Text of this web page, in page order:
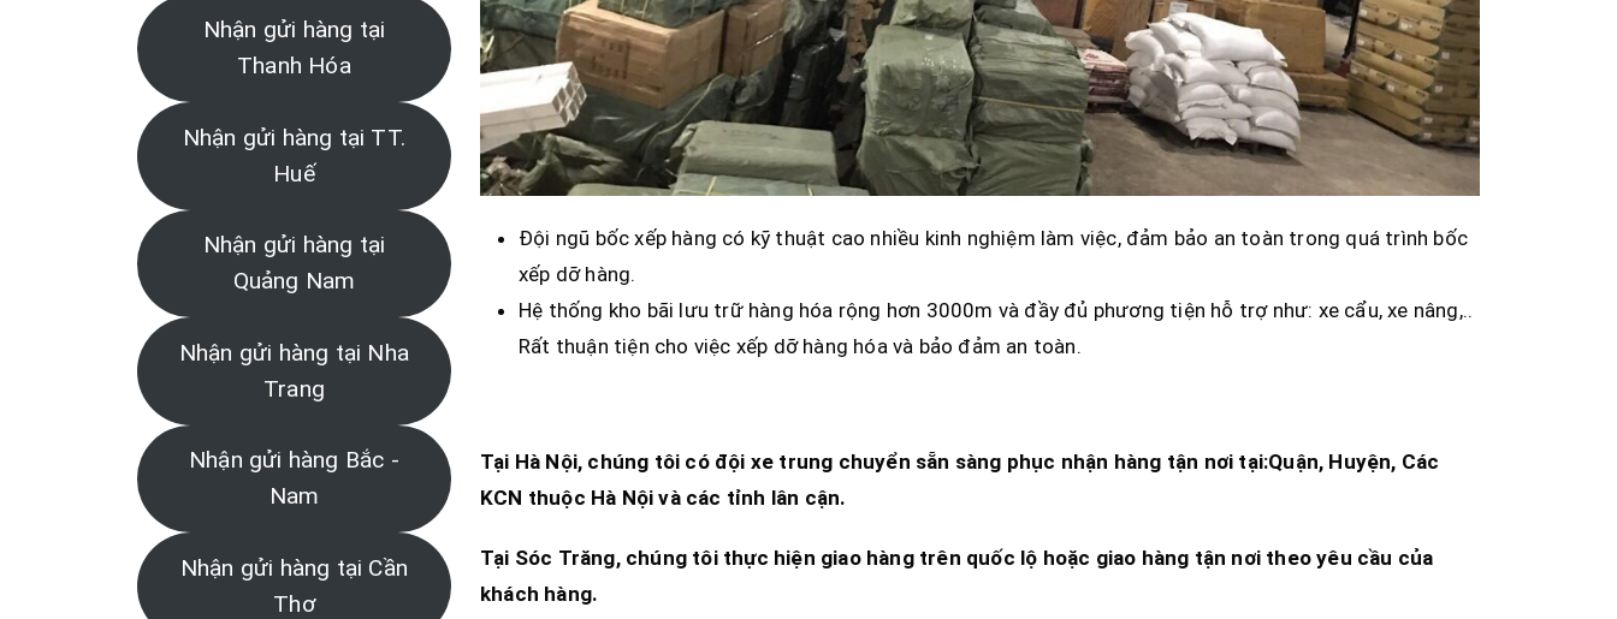
Đội ngũ bốc xếp hàng có kỹ thuật cao nhiều kinh nghiệm làm việc, đảm bảo an toàn trong quá trình bốc
xếp dỡ hàng.
Hệ thống kho bãi lưu trữ hàng hóa rộng hơn 3000m và đầy đủ phương tiện hỗ trợ như: xe cẩu, xe nâng,..
Rất thuận tiện cho việc xếp dỡ hàng hóa và bảo đảm an toàn.
Tại Hà Nội, chúng tôi có đội xe trung chuyển sẵn sàng phục nhận hàng tận nơi tại:Quận, Huyện, Các
KCN thuộc Hà Nội và các tỉnh lân cận.
Tại Sóc Trăng, chúng tôi thực hiện giao hàng trên quốc lộ hoặc giao hàng tận nơi theo yêu cầu của
khách hàng.
Nhận gửi hàng tại
Thanh Hóa
Nhận gửi hàng tại TT.
Huế
Nhận gửi hàng tại
Quảng Nam
Nhận gửi hàng tại Nha
Trang
Nhận gửi hàng Bắc -
Nam
Nhận gửi hàng tại Cần
Thơ